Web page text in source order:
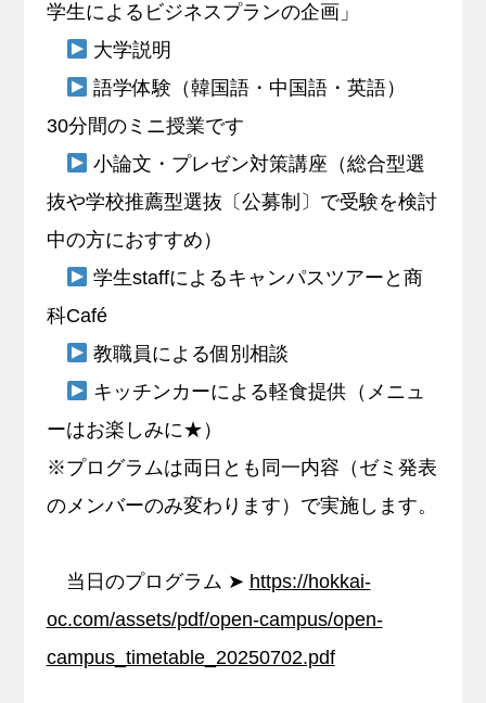
学生によるビジネスプランの企画」
大学説明
語学体験（韓国語・中国語・英語）
30分間のミニ授業です
小論文・プレゼン対策講座（総合型選
抜や学校推薦型選抜〔公募制〕で受験を検討
中の方におすすめ）
学生staffによるキャンパスツアーと商
科Café
教職員による個別相談
キッチンカーによる軽食提供（メニュ
ーはお楽しみに★）
※プログラムは両日とも同一内容（ゼミ発表
のメンバーのみ変わります）で実施します。
当日のプログラム ➤ https://hokkai-
oc.com/assets/pdf/open-campus/open-
campus_timetable_20250702.pdf